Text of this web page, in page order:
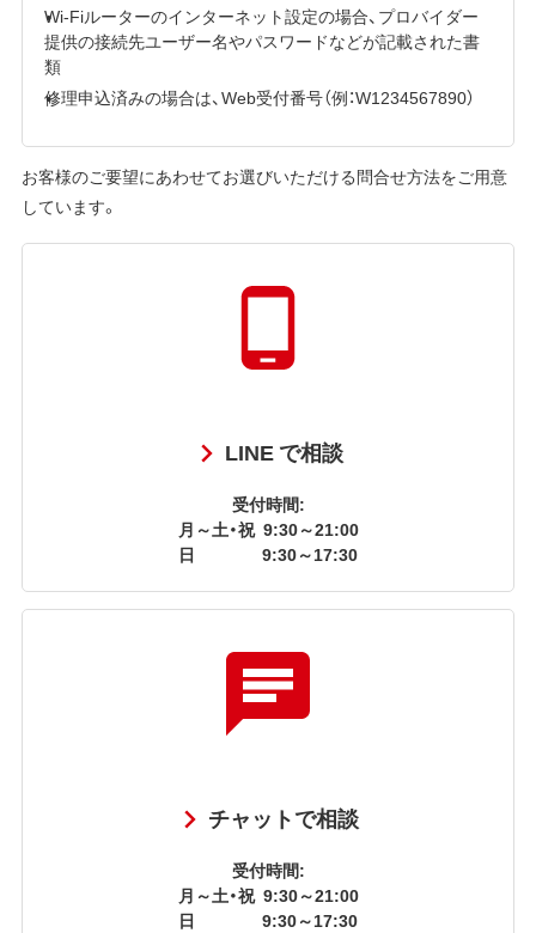
Wi-Fiルーターのインターネット設定の場合、プロバイダー
提供の接続先ユーザー名やパスワードなどが記載された書
類
修理申込済みの場合は、Web受付番号（例：W1234567890）
お客様のご要望にあわせてお選びいただける問合せ方法をご用意
しています。
LINE で相談
受付時間:
月～土・祝 9:30～21:00
日
9:30～17:30
チャットで相談
受付時間:
月～土・祝 9:30～21:00
日
9:30～17:30